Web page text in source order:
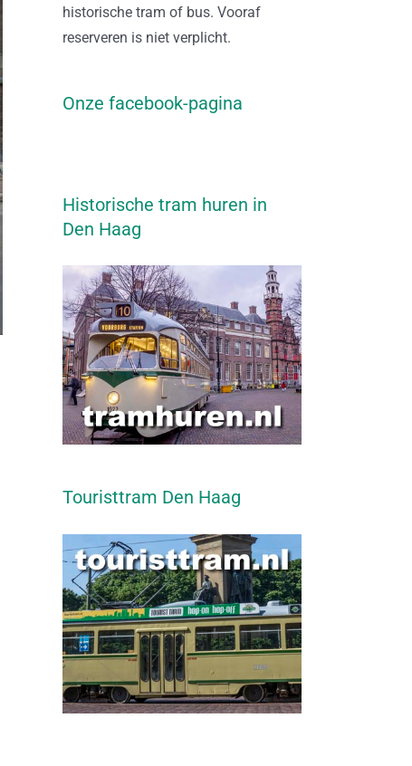
historische tram of bus. Vooraf
reserveren is niet verplicht.
Onze facebook-pagina
Historische tram huren in
Den Haag
Touristtram Den Haag